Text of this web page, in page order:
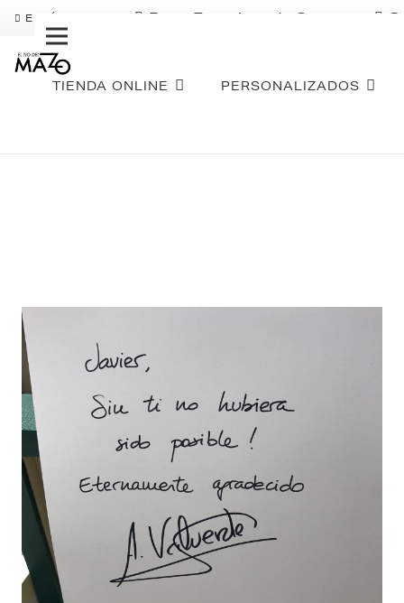
ENVÍO GRATIS Pago Fraccionado Sequra
TIENDA ONLINE PERSONALIZADOS